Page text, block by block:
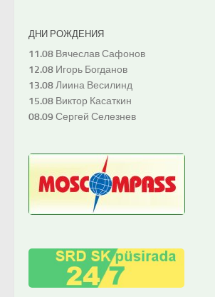
ДНИ РОЖДЕНИЯ
11.08 Вячеслав Сафонов
12.08 Игорь Богданов
13.08Лиина Весилинд
15.08 Виктор Касаткин
08.09Сергей Селезнев